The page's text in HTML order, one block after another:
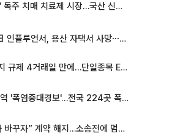
‘레켐비’ 독주 치매 치료제 시장…국산 신약 등장하나
20대 日 인플루언서, 용산 자택서 사망⋯SNS 라방 중 숨져
레버리지 규제 4거래일 만에…단일종목 ETF 거래대금 '13분의 1' 급감
서울 전역 '폭염중대경보'…전국 224곳 폭염특보
“시공사 바꾸자” 계약 해지…소송전에 멈춰 선 정비사업